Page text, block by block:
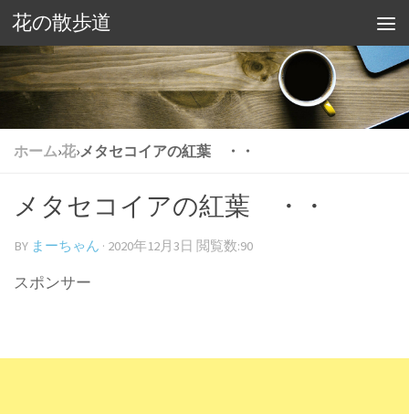
花の散歩道
ホーム›花›メタセコイアの紅葉 ・・
メタセコイアの紅葉 ・・
BY まーちゃん · 2020年12月3日 閲覧数:90
スポンサー